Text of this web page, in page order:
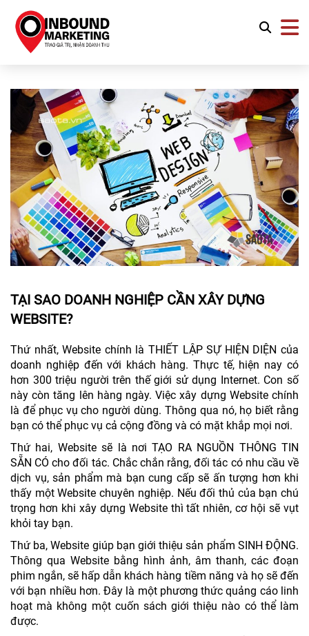
TẠI SAO DOANH NGHIỆP CẦN XÂY DỰNG
WEBSITE?
Thứ nhất, Website chính là THIẾT LẬP SỰ HIỆN DIỆN của
doanh nghiệp đến với khách hàng. Thực tế, hiện nay có
hơn 300 triệu người trên thế giới sử dụng Internet. Con số
này còn tăng lên hàng ngày. Việc xây dựng Website chính
là để phục vụ cho người dùng. Thông qua nó, họ biết rằng
bạn có thể phục vụ cả cộng đồng và có mặt khắp mọi nơi.
Thứ hai, Website sẽ là nơi TẠO RA NGUỒN THÔNG TIN
SẴN CÓ cho đối tác. Chắc chắn rằng, đối tác có nhu cầu về
dịch vụ, sản phẩm mà bạn cung cấp sẽ ấn tượng hơn khi
thấy một Website chuyên nghiệp. Nếu đối thủ của bạn chú
trọng hơn khi xây dựng Website thì tất nhiên, cơ hội sẽ vụt
khỏi tay bạn.
Thứ ba, Website giúp bạn giới thiệu sản phẩm SINH ĐỘNG.
Thông qua Website bằng hình ảnh, âm thanh, các đoạn
phim ngắn, sẽ hấp dẫn khách hàng tiềm năng và họ sẽ đến
với bạn nhiều hơn. Đây là một phương thức quảng cáo linh
hoạt mà không một cuốn sách giới thiệu nào có thể làm
được.